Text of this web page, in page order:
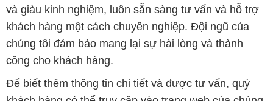
và giàu kinh nghiệm, luôn sẵn sàng tư vấn và hỗ trợ
khách hàng một cách chuyên nghiệp. Đội ngũ của
chúng tôi đảm bảo mang lại sự hài lòng và thành
công cho khách hàng.
Để biết thêm thông tin chi tiết và được tư vấn, quý